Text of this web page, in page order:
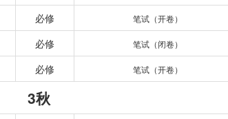
必修 笔试（开卷）
必修 笔试（闭卷）
必修 笔试（开卷）
3秋